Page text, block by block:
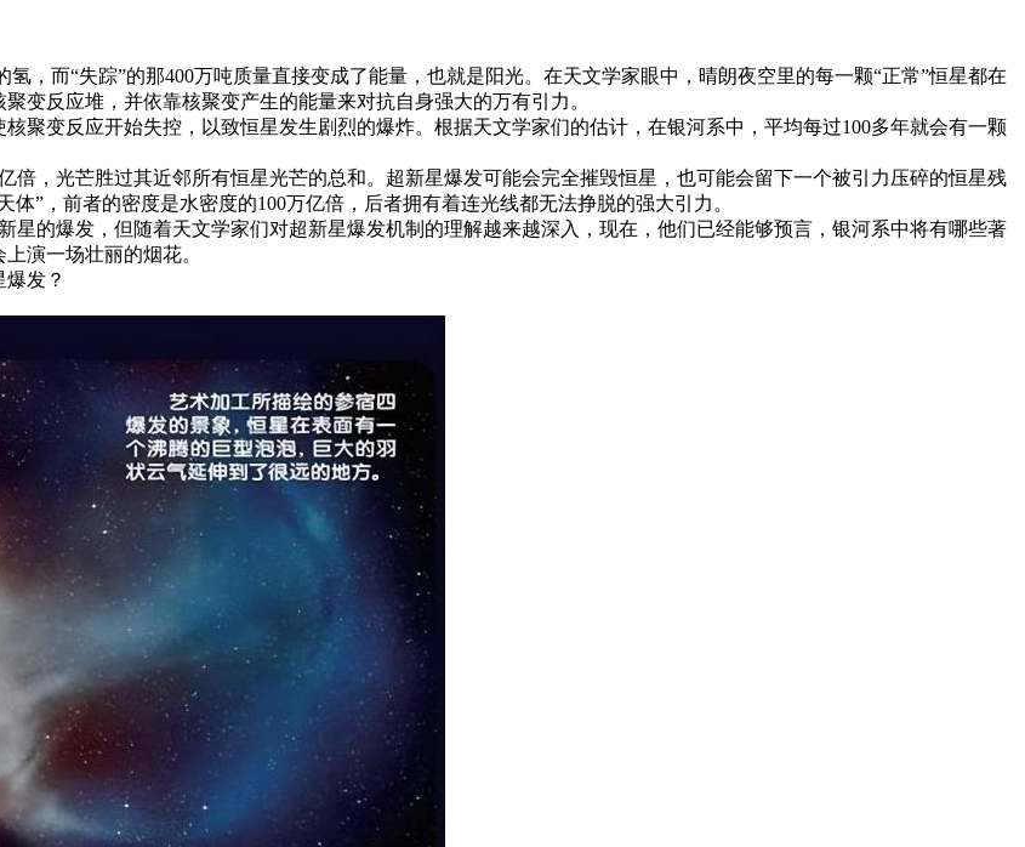
，而“失踪”的那400万吨质量直接变成了能量，也就是阳光。在天文学家眼中，晴朗夜空里的每一颗“正常”恒星都在
变反应堆，并依靠核聚变产生的能量来对抗自身强大的万有引力。
聚变反应开始失控，以致恒星发生剧烈的爆炸。根据天文学家们的估计，在银河系中，平均每过100多年就会有一颗
倍，光芒胜过其近邻所有恒星光芒的总和。超新星爆发可能会完全摧毁恒星，也可能会留下一个被引力压碎的恒星残
体”，前者的密度是水密度的100万亿倍，后者拥有着连光线都无法挣脱的强大引力。
星的爆发，但随着天文学家们对超新星爆发机制的理解越来越深入，现在，他们已经能够预言，银河系中将有哪些著
演一场壮丽的烟花。
发？